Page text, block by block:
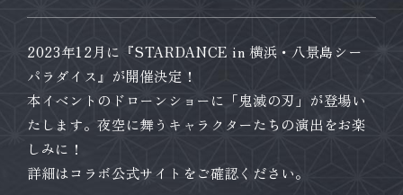
2023年12月に『STARDANCE in 横浜・八景島シー
パラダイス』が開催決定！
本イベントのドローンショーに「鬼滅の刃」が登場い
たします。夜空に舞うキャラクターたちの演出をお楽
しみに！
詳細はコラボ公式サイトをご確認ください。